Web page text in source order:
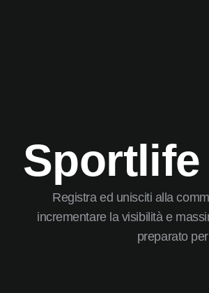
Registra ed unisciti alla
incrementare la visibilità e
preparato